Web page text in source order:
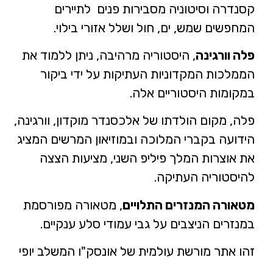
קסנדרה וסיטוניה מסבירות פנים לתיירים
המחפשים שמש, ים, חול ושלל אזורי בילוי.
פלה וורגינה, היסטוריה מרהיבה, ניתן ללמוד את
הממלכות המקדוניות העתיקות על ידי ביקור
במקומות היסטוריים אלה.
פלה, מקום הולדתו של אלכסנדר מוקדון, וורגינה,
הידועה בקברי המלוכה ובמוזיאון המרשים המציג
את אוצרות המלך פיליפ השני, מציעות הצצה
להיסטוריה העתיקה.
מטאורה המנזרים התלויים, מטאורה מפורסמת
במנזרים הניצבים על גבי עמודי סלע ענקיים.
זהו אתר מורשת עולמית של אונסק"ו המשלב יופי